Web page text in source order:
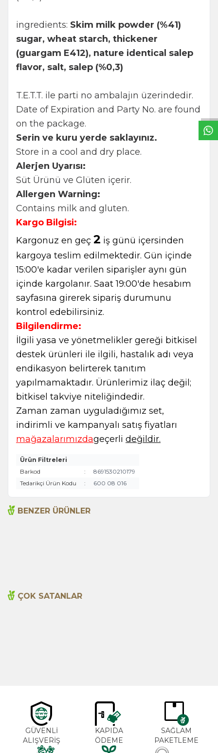
ingredients: Skim milk powder (%41)
sugar, wheat starch, thickener
(guargam E412), nature identical salep
flavor, salt, salep (%0,3)
T.E.T.T. ile parti no ambalajın üzerindedir.
Date of Expiration and Party No. are found
on the package.
Serin ve kuru yerde saklayınız.
Store in a cool and dry place.
Alerjen Uyarısı:
Süt Ürünü ve Glüten içerir.
Allergen Warning:
Contains milk and gluten.
Kargo Bilgisi:
Kargonuz en geç 2 iş günü içersinden
kargoya teslim edilmektedir. Gün içinde
15:00'e kadar verilen siparişler aynı gün
içinde kargolanır. Saat 19:00'de hesabım
sayfasına girerek sipariş durumunu
kontrol edebilirsiniz.
Bilgilendirme:
İlgili yasa ve yönetmelikler gereği bitkisel
destek ürünleri ile ilgili, hastalık adı veya
endikasyon belirterek tanıtım
yapılmamaktadır. Ürünlerimiz ilaç değil;
bitkisel takviye niteliğindedir.
Zaman zaman uyguladığımız set,
indirimli ve kampanyalı satış fiyatları
mağazalarımızdageçerli değildir.
Ürün Filtreleri
Barkod
:
8691530210179
Tedarikçi Ürün Kodu
: 600 08 016
BENZER ÜRÜNLER
ÇOK SATANLAR
GÜVENLİ
ALIŞVERİŞ
KAPIDA
ÖDEME
SAĞLAM
PAKETLEME